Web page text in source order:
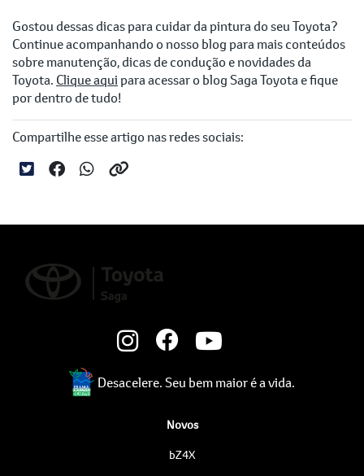
Gostou dessas dicas para cuidar da pintura do seu Toyota?
Continue acompanhando o nosso blog para mais conteúdos
sobre manutenção, dicas de condução e novidades da
Toyota. Clique aquipara acessar o blog Saga Toyota e fique
por dentro de tudo!
Compartilhe esse artigo nas redes sociais:
Desacelere. Seu bem maior é a vida.
Novos
bZ4X